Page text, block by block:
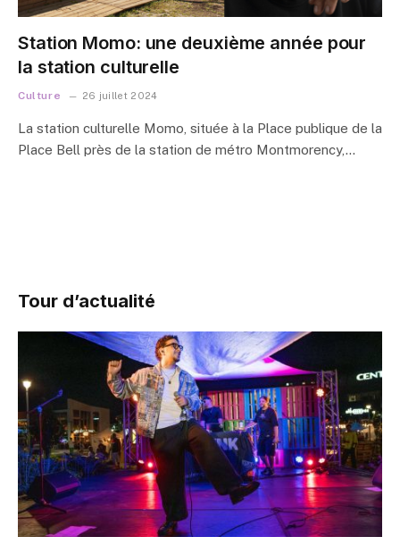
Station Momo: une deuxième année pour
la station culturelle
Culture 26 juillet 2024
La station culturelle Momo, située à la Place publique de la
Place Bell près de la station de métro Montmorency,…
Tour d’actualité